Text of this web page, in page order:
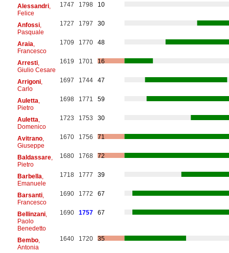
Alessandri,
Felice
1747 1798 10
Anfossi,
Pasquale
1727 1797 30
Araia
Francesco
1709 1770 48
Arresti,
Giulio Cesare
1619 1701 16
Arrigoni,
Carlo
1697 1744 47
Auletta
Pietro
1698 1771 59
Auletta
Domenico
1723 1753 30
Avitrano,
Giuseppe
1670 1756 71
Baldassare,
Pietro
1680 1768 72
Barbella
Emanuele
1718 1777 39
Barsanti,
Francesco
1690 1772 67
Bellinzani,
Paolo
Benedetto
1690 1757 67
Bembo,
Antonia
1640 1720 35